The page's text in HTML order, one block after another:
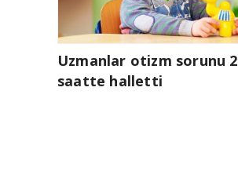
Uzmanlar otizm sorunu 2
saatte halletti